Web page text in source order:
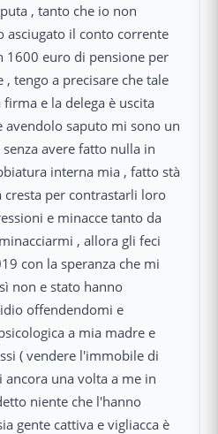
, tanto che io non
asciugato il conto corrente
1600 euro di pensione per
, tengo a precisare che tale
e la delega è uscita
saputo mi sono un
avere fatto nulla in
interna mia , fatto stà
cresta per contrastarli loro
e minacce tanto da
, allora gli feci
con la speranza che mi
non e stato hanno
offendendomi e
a mia madre e
( vendere l'immobile di
una volta a me in
niente che l'hanno
gente cattiva e vigliacca è